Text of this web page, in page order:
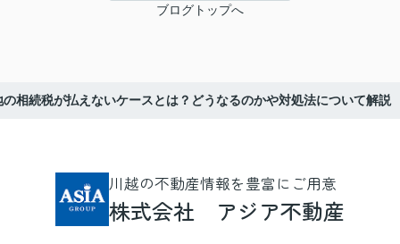
ブログトップへ
の相続税が払えないケースとは？どうなるのかや対処法について解説
川越の不動産情報を豊富にご用意
株式会社 アジア不動産